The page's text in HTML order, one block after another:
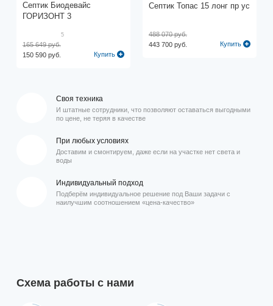
Септик Биодевайс
ГОРИЗОНТ 3
5
150 590 руб.
165 649 руб.
Купить
Септик Топас 15 лонг пр ус
443 700 руб.
488 070 руб.
Купить
Своя техника
И штатные сотрудники, что позволяют оставаться выгодными
по цене, не теряя в качестве
При любых условиях
Доставим и смонтируем, даже если на участке нет света и
воды
Индивидуальный подход
Подберём индивидуальное решение под Ваши задачи с
наилучшим соотношением «цена-качество»
Схема работы с нами